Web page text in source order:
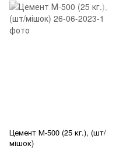
Цемент М-500 (25 кг.), (шт/
мішок)